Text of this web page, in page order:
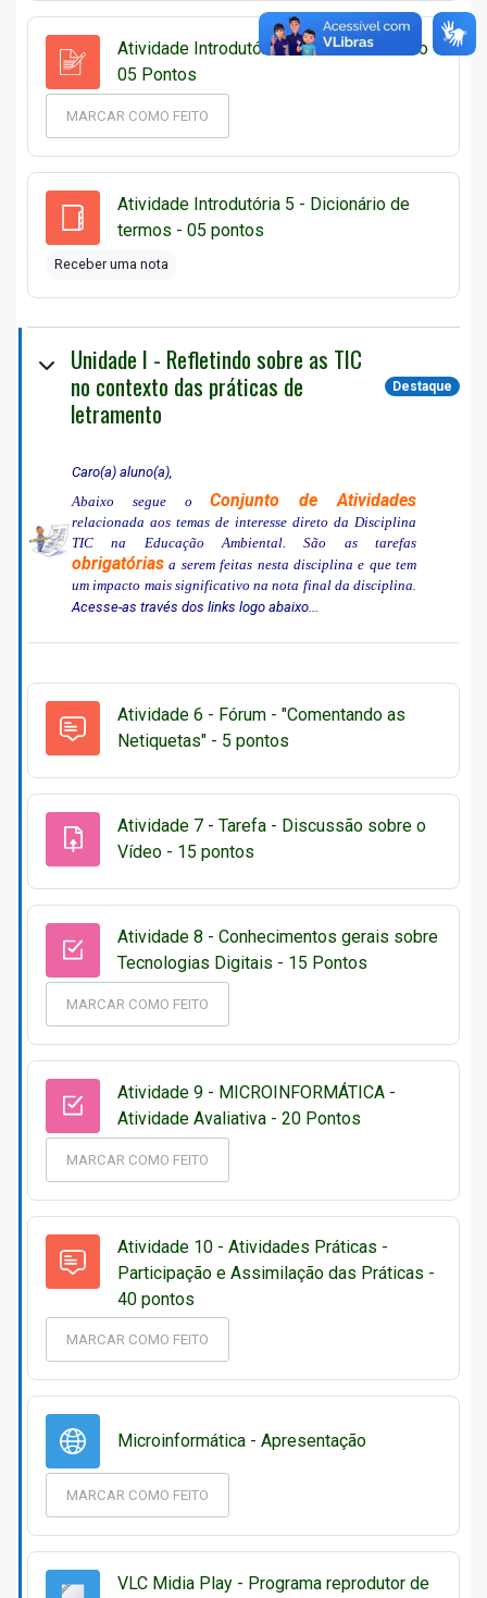
Atividade Introdutória 4 - Diário de Bordo -
05 Pontos
MARCAR COMO FEITO
Atividade Introdutória 5 - Dicionário de
termos - 05 pontos
Receber uma nota
Unidade I - Refletindo sobre as TIC
no contexto das práticas de
letramento
Destaque
Caro(a) aluno(a),
Abaixo segue o
Conjunto de Atividades
relacionada aos temas de interesse direto da Disciplina
TIC na Educação Ambiental. São as tarefas
obrigatórias a serem feitas nesta disciplina e que tem
um impacto mais significativo na nota final da disciplina
Acesse-as través dos links logo abaixo...
Atividade 6 - Fórum - "Comentando as
Netiquetas" - 5 pontos
Atividade 7 - Tarefa - Discussão sobre o
Vídeo - 15 pontos
Atividade 8 - Conhecimentos gerais sobre
Tecnologias Digitais - 15 Pontos
MARCAR COMO FEITO
Atividade 9 - MICROINFORMÁTICA -
Atividade Avaliativa - 20 Pontos
MARCAR COMO FEITO
Atividade 10 - Atividades Práticas -
Participação e Assimilação das Práticas -
40 pontos
MARCAR COMO FEITO
Microinformática - ApresentaçãoURL
MARCAR COMO FEITO
VLC Midia Play - Programa reprodutor de